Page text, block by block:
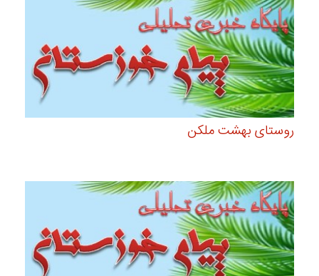
روستای بهشت ملکن